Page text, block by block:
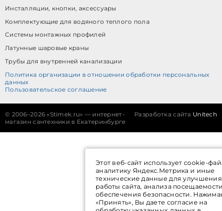
Инсталляции, кнопки, аксессуары
Комплектующие для водяного теплого пола
Системы монтажных профилей
Латунные шаровые краны
Трубы для внутренней канализации
Политика организации в отношении обработки персональных
данных
Пользовательское соглашение
© 2006–2026 «Stimek.ru» — интернет-
магазин сантехники в Екатеринбурге
Разработка сайта Unitech
Этот веб-сайт использует cookie-
аналитику Яндекс.Метрика и иные
технические данные для улучшения
работы сайта, анализа
обеспечения безопасности.
«Принять», Вы даете согласие на